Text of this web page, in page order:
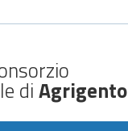
diAgrigento